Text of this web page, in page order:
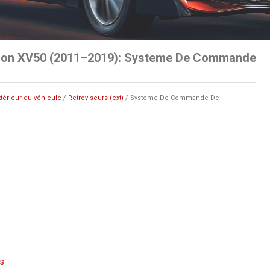
XV50 (2011–2019): Systeme De Commande
du véhicule / Retroviseurs (ext) / Systeme De Commande De